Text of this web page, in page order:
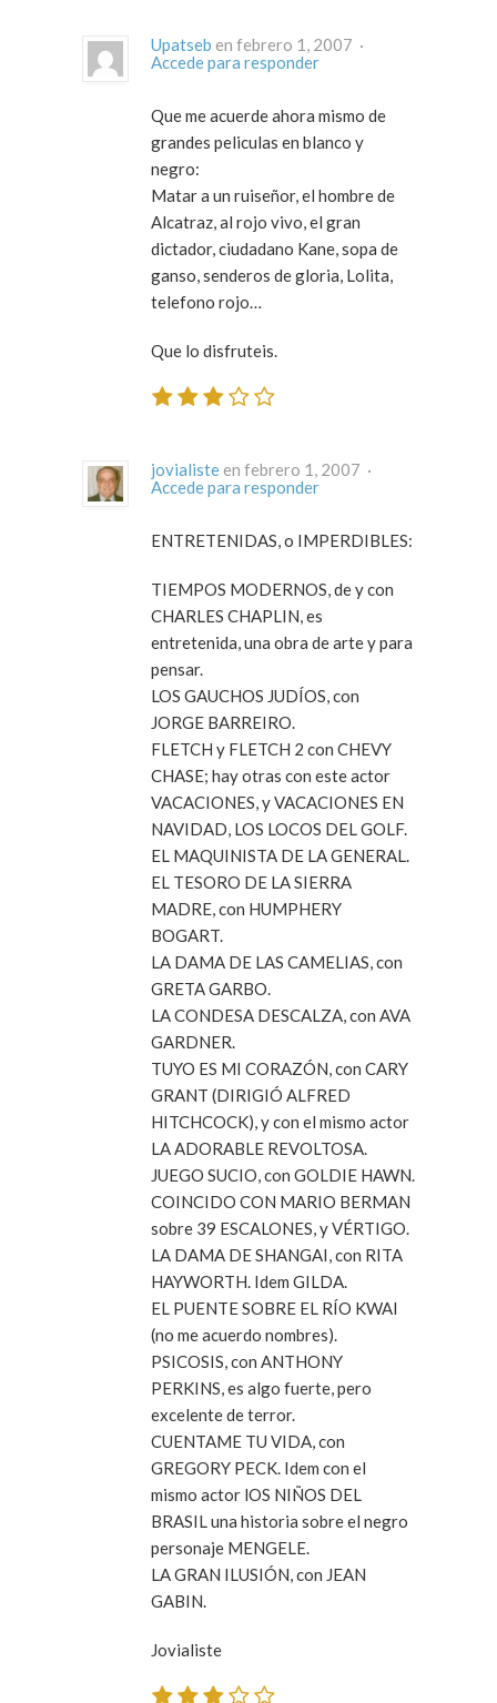
Upatseb
en febrero 1, 2007 ·
Accede para responder
Que me acuerde ahora mismo de
grandes peliculas en blanco y
negro:
Matar a un ruiseñor, el hombre de
Alcatraz, al rojo vivo, el gran
dictador, ciudadano Kane, sopa de
ganso, senderos de gloria, Lolita,
telefono rojo…
Que lo disfruteis.
jovialiste
en febrero 1, 2007 ·
Accede para responder
ENTRETENIDAS, o IMPERDIBLES:
TIEMPOS MODERNOS, de y con
CHARLES CHAPLIN, es
entretenida, una obra de arte y para
pensar.
LOS GAUCHOS JUDÍOS, con
JORGE BARREIRO.
FLETCH y FLETCH 2 con CHEVY
CHASE; hay otras con este actor
VACACIONES, y VACACIONES EN
NAVIDAD, LOS LOCOS DEL GOLF.
EL MAQUINISTA DE LA GENERAL.
EL TESORO DE LA SIERRA
MADRE, con HUMPHERY
BOGART.
LA DAMA DE LAS CAMELIAS, con
GRETA GARBO.
LA CONDESA DESCALZA, con AVA
GARDNER.
TUYO ES MI CORAZÓN, con CARY
GRANT (DIRIGIÓ ALFRED
HITCHCOCK), y con el mismo actor
LA ADORABLE REVOLTOSA.
JUEGO SUCIO, con GOLDIE HAWN.
COINCIDO CON MARIO BERMAN
sobre 39 ESCALONES, y VÉRTIGO.
LA DAMA DE SHANGAI, con RITA
HAYWORTH. Idem GILDA.
EL PUENTE SOBRE EL RÍO KWAI
(no me acuerdo nombres).
PSICOSIS, con ANTHONY
PERKINS, es algo fuerte, pero
excelente de terror.
CUENTAME TU VIDA, con
GREGORY PECK. Idem con el
mismo actor lOS NIÑOS DEL
BRASIL una historia sobre el negro
personaje MENGELE.
LA GRAN ILUSIÓN, con JEAN
GABIN.
Jovialiste